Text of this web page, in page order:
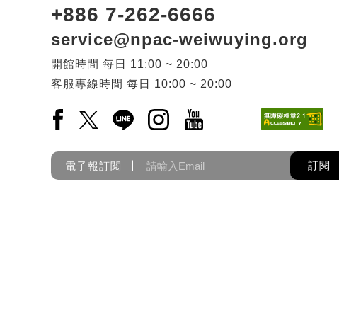
+886 7-262-6666
service@npac-weiwuying.org
開館時間 每日
11:00 ~ 20:00
客服專線時間 每日 10:00 ~ 20:00
Facebook(另開新視窗)
X(另開新視窗)
LINE(另開新視窗)
Instagram(另開新視窗)
YouTube(另開新視窗)
電子報訂閱 訂閱